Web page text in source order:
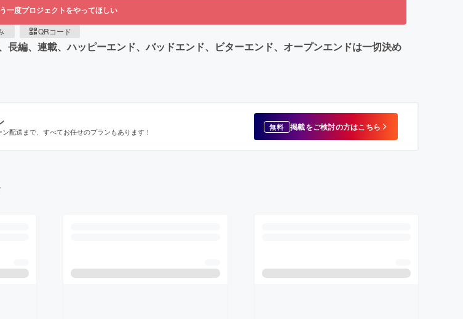
一度プロジェクトをやってほしい
QRコード
編、連載、ハッピーエンド、バッドエンド、ビターエンド、オープンエンドは一切決め
配送まで、すべてお任せのプランもあります！ 無料 掲載をご検討の方はこちら